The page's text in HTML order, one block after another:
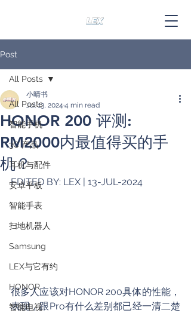
Post
All Posts
智能手机
3C 产品
耳机与配件
安卓平板
智能手表
扫地机器人
Samsung
LEX与它有约
HONOR
智能电视
All Posts
HONOR 200 评测:
RM2000内最值得买的手
机？
小晴书
Jul 13, 2024 4 min read
EDITED BY: LEX | 13-JUL-2024
很多人应该对HONOR 200具体的性能，
表现，跟Pro有什么差别都已经一清二楚